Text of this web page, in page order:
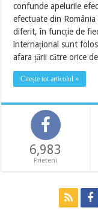
confunde apelurile
efectuate din
diferit, în funcție de
internațional sunt
afara țării către orice
Citește tot articolul »
6,983
Prieteni